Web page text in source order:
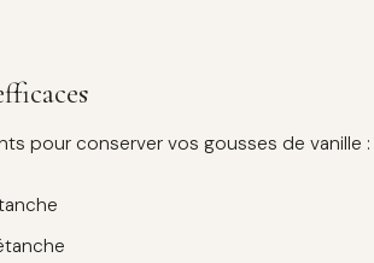
pour conserver vos gousses de vanille :